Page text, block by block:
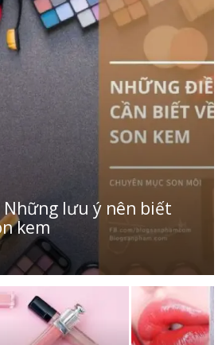
gì? Những dòng son tint đang hot nhất hiện
những điều cần biết về son môi
môi là gì? Lựa chọn nào phù hợp với bạn?
Những lưu ý nên biết
kem